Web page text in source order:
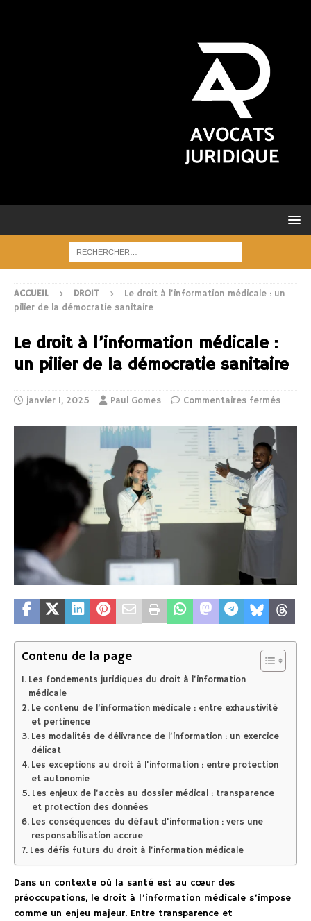
ACCUEIL DROIT
Le droit à l’information médicale : un
pilier de la démocratie sanitaire
Le droit à l’information médicale :
un pilier de la démocratie sanitaire
janvier 1, 2025 Paul Gomes Commentaires fermés
Contenu de la page
Les fondements juridiques du droit à l’information
médicale
Le contenu de l’information médicale : entre exhaustivité
et pertinence
Les modalités de délivrance de l’information : un exercice
délicat
Les exceptions au droit à l’information : entre protection
et autonomie
Les enjeux de l’accès au dossier médical : transparence
et protection des données
Les conséquences du défaut d’information : vers une
responsabilisation accrue
Les défis futurs du droit à l’information médicale
Dans un contexte où la santé est au cœur des
préoccupations, le droit à l’information médicale s’impose
comme un enjeu majeur. Entre transparence et